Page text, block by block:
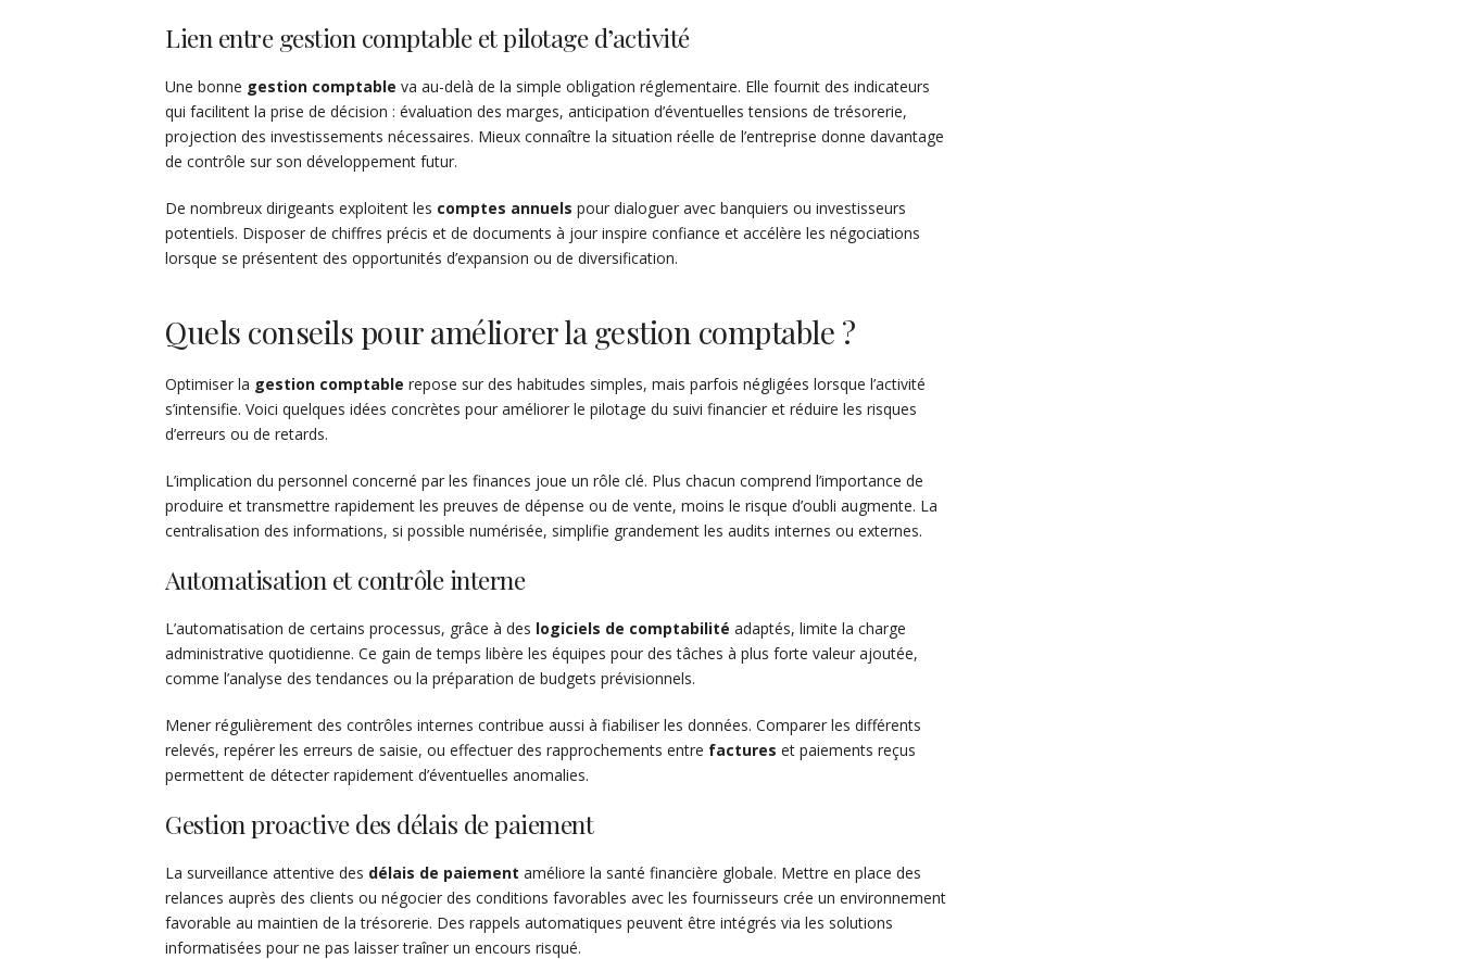
Lien entre gestion comptable et pilotage d’activité
Une bonne gestion comptable va au-delà de la simple obligation réglementaire. Elle fournit des indicateurs
qui facilitent la prise de décision : évaluation des marges, anticipation d’éventuelles tensions de trésorerie,
projection des investissements nécessaires. Mieux connaître la situation réelle de l’entreprise donne davantage
de contrôle sur son développement futur.
De nombreux dirigeants exploitent les comptes annuels pour dialoguer avec banquiers ou investisseurs
potentiels. Disposer de chiffres précis et de documents à jour inspire confiance et accélère les négociations
lorsque se présentent des opportunités d’expansion ou de diversification.
Quels conseils pour améliorer la gestion comptable ?
Optimiser la gestion comptable repose sur des habitudes simples, mais parfois négligées lorsque l’activité
s’intensifie. Voici quelques idées concrètes pour améliorer le pilotage du suivi financier et réduire les risques
d’erreurs ou de retards.
L’implication du personnel concerné par les finances joue un rôle clé. Plus chacun comprend l’importance de
produire et transmettre rapidement les preuves de dépense ou de vente, moins le risque d’oubli augmente. La
centralisation des informations, si possible numérisée, simplifie grandement les audits internes ou externes.
Automatisation et contrôle interne
L’automatisation de certains processus, grâce à des logiciels de comptabilité adaptés, limite la charge
administrative quotidienne. Ce gain de temps libère les équipes pour des tâches à plus forte valeur ajoutée,
comme l’analyse des tendances ou la préparation de budgets prévisionnels.
Mener régulièrement des contrôles internes contribue aussi à fiabiliser les données. Comparer les différents
relevés, repérer les erreurs de saisie, ou effectuer des rapprochements entre factures et paiements reçus
permettent de détecter rapidement d’éventuelles anomalies.
Gestion proactive des délais de paiement
La surveillance attentive des délais de paiement améliore la santé financière globale. Mettre en place des
relances auprès des clients ou négocier des conditions favorables avec les fournisseurs crée un environnement
favorable au maintien de la trésorerie. Des rappels automatiques peuvent être intégrés via les solutions
informatisées pour ne pas laisser traîner un encours risqué.